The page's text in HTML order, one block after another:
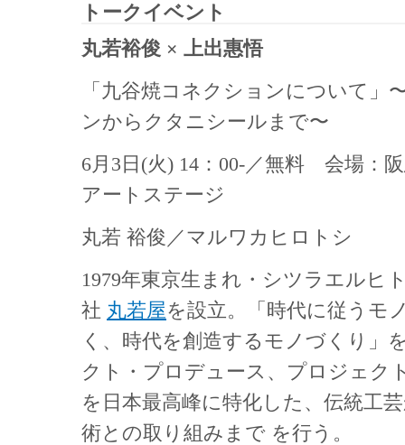
トークイベント
丸若裕俊 × 上出惠悟
「九谷焼コネクションについて」
ンからクタニシールまで〜
6月3日(火) 14：00-／無料 会場：
アートステージ
丸若 裕俊／マルワカヒロトシ
1979年東京生まれ・シツラエルヒ
社 丸若屋を設立。「時代に従うモ
く、時代を創造するモノづくり」
クト・プロデュース、プロジェク
を日本最高峰に特化した、伝統工
術との取り組みまで を行う。